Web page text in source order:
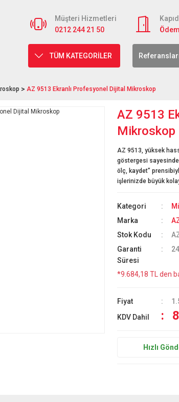
Müşteri Hizmetleri
0212 244 21 50
TÜM KATEGORİLER
AZ 9513 Ekranlı Profesyonel Dijital Mikroskop
AZ 9513
Mikroskop
AZ 9513, yüksek
göstergesi
ölç, kaydet”
işlerinizde büyük
Kategori
Marka
Stok Kodu
Garanti
Süresi
*9.684,18 TL den
Fiyat
KDV Dahil
Hızlı